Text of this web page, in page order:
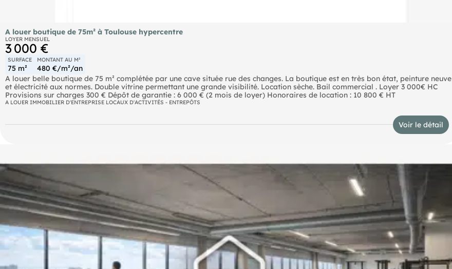
A louer boutique de 75m² à Toulouse hypercentre
LOYER MENSUEL
3 000 €
SURFACE
75 m²
MONTANT AU M²
480 €/m²/an
A louer belle boutique de 75 m² complétée par une cave située rue des changes. La boutique est en très bon état, peinture neuve
et électricité aux normes. Double vitrine permettant une grande visibilité. Location sèche. Bail commercial . Loyer 3 000€ HC
Provisions sur charges 300 € Dépôt de garantie : 6 000 € (2 mois de loyer) Honoraires de location : 10 800 € HT
A LOUER IMMOBILIER D'ENTREPRISE LOCAUX D'ACTIVITÉS - ENTREPÔTS
Voir le détail